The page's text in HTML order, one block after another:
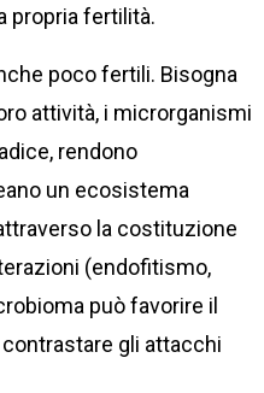
propria fertilità.
poco fertili. Bisogna
attività, i microrganismi
rendono
un ecosistema
la costituzione
(endofitismo,
può favorire il
gli attacchi